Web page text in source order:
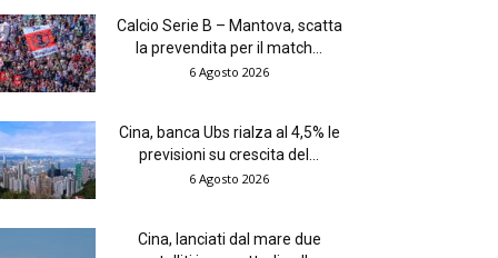
Calcio Serie B – Mantova, scatta
la prevendita per il match...
6 Agosto 2026
Cina, banca Ubs rialza al 4,5% le
previsioni su crescita del...
6 Agosto 2026
Cina, lanciati dal mare due